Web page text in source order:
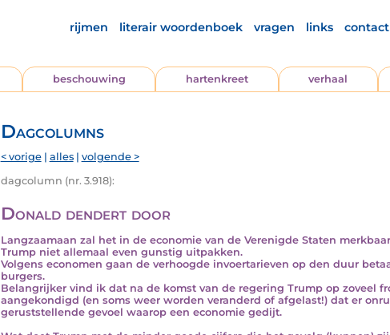
rijmen literair woordenboek vragen links contact
beschouwing hartenkreet verhaal
Dagcolumns
< vorige| alles| volgende >
dagcolumn (nr. 3.918):
Donald dendert door
Langzaamaan zal het in de economie van de Verenigde Staten
Trump niet allemaal even gunstig uitpakken.
Volgens economen gaan de verhoogde invoertarieven op den duur
burgers.
Belangrijker vind ik dat na de komst van de regering Trump op zoveel
aangekondigd (en soms weer worden veranderd of afgelast!) dat er
geruststellende gevoel waarop een economie gedijt.